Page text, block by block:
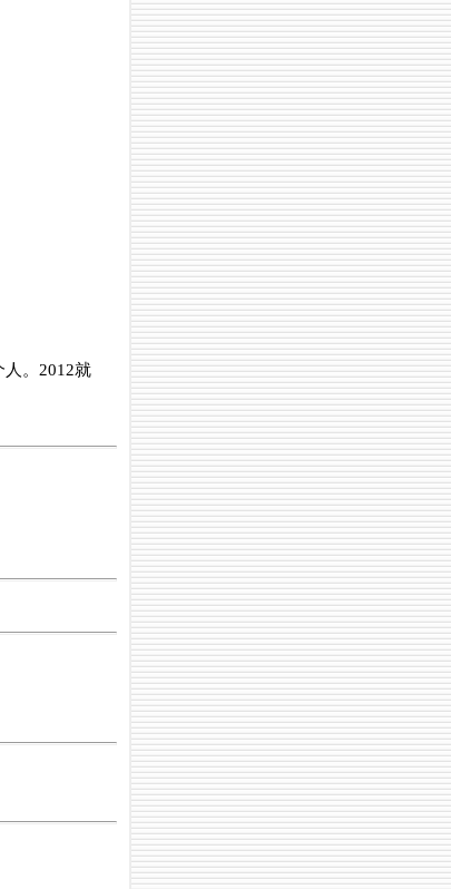
。2012就